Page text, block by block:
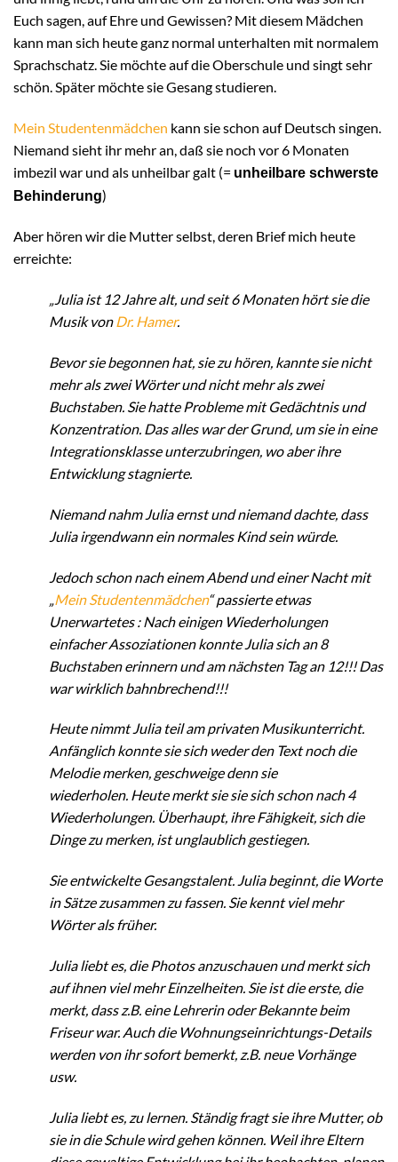
Euch sagen, auf Ehre und Gewissen? Mit diesem Mädchen
kann man sich heute ganz normal unterhalten mit normalem
Sprachschatz. Sie möchte auf die Oberschule und singt sehr
schön. Später möchte sie Gesang studieren.
Mein Studentenmädchen kann sie schon auf Deutsch singen.
Niemand sieht ihr mehr an, daß sie noch vor 6 Monaten
imbezil war und als unheilbar galt (= unheilbare schwerste
Behinderung)
Aber hören wir die Mutter selbst, deren Brief mich heute
erreichte:
„Julia ist 12 Jahre alt, und seit 6 Monaten hört sie die
Musik vonDr. Hamer.
Bevor sie begonnen hat, sie zu hören, kannte sie nicht
mehr als zwei Wörter und nicht mehr als zwei
Buchstaben. Sie hatte Probleme mit Gedächtnis und
Konzentration. Das alles war der Grund, um sie in eine
Integrationsklasse unterzubringen, wo aber ihre
Entwicklung stagnierte.
Niemand nahm Julia ernst und niemand dachte, dass
Julia irgendwann ein normales Kind sein würde.
Jedoch schon nach einem Abend und einer Nacht mit
Mein Studentenmädchen“ passierte etwas
Unerwartetes : Nach einigen Wiederholungen
einfacher Assoziationen konnte Julia sich an 8
Buchstaben erinnern und am nächsten Tag an 12!!! Das
war wirklich bahnbrechend!!!
Heute nimmt Julia teil am privaten Musikunterricht.
Anfänglich konnte sie sich weder den Text noch die
Melodie merken, geschweige denn sie
wiederholen. Heute merkt sie sie sich schon nach 4
Wiederholungen. Überhaupt, ihre Fähigkeit, sich die
Dinge zu merken, ist unglaublich gestiegen.
Sie entwickelte Gesangstalent. Julia beginnt, die Worte
in Sätze zusammen zu fassen. Sie kennt viel mehr
Wörter als früher.
Julia liebt es, die Photos anzuschauen und merkt sich
auf ihnen viel mehr Einzelheiten. Sie ist die erste, die
merkt, dass z.B. eine Lehrerin oder Bekannte beim
Friseur war. Auch die Wohnungseinrichtungs-Details
werden von ihr sofort bemerkt, z.B. neue Vorhänge
usw.
Julia liebt es, zu lernen. Ständig fragt sie ihre Mutter, ob
sie in die Schule wird gehen können. Weil ihre Eltern